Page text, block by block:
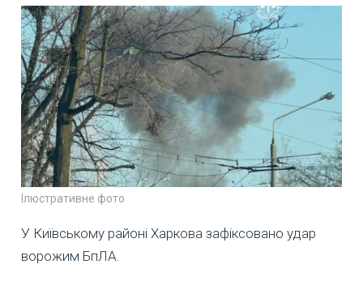
Ілюстративне фото
У Київському районі Харкова зафіксовано удар
ворожим БпЛА.